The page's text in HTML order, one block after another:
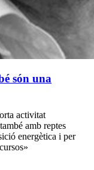
són una
activitat
amb reptes
energètica i per